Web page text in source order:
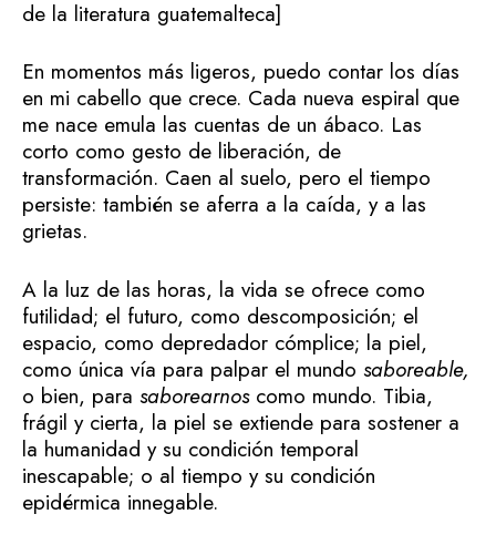
de la literatura guatemalteca]
En momentos más ligeros, puedo contar los días
en mi cabello que crece. Cada nueva espiral que
me nace emula las cuentas de un ábaco. Las
corto como gesto de liberación, de
transformación. Caen al suelo, pero el tiempo
persiste: también se aferra a la caída, y a las
grietas.
A la luz de las horas, la vida se ofrece como
futilidad; el futuro, como descomposición; el
espacio, como depredador cómplice; la piel,
como única vía para palpar el mundo saboreable,
o bien, para saborearnos como mundo. Tibia,
frágil y cierta, la piel se extiende para sostener a
la humanidad y su condición temporal
inescapable; o al tiempo y su condición
epidérmica innegable.